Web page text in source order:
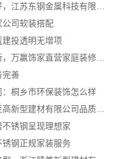
司软装搭配
投透明无增项
局部改造家庭装修墙地翻新，万赢饰家直营家庭装修成本管控
完善
桐乡市环保装饰怎么样
优秀全包装修施工，云南至高新型建材有限公司品质保证
锈钢呈现理想家
钢正规家装服务